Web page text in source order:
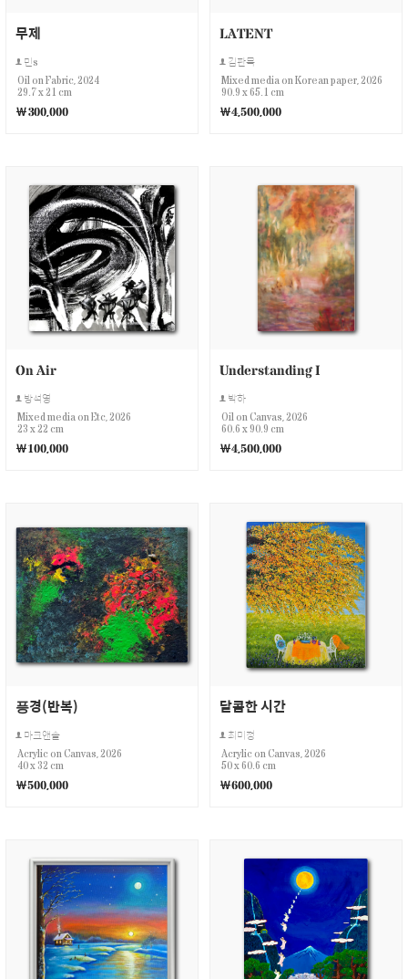
무제
민s
Oil on Fabric, 2024
29.7 x 21 cm
￦300,000
LATENT
김판묵
Mixed media on Korean paper, 2026
90.9 x 65.1 cm
￦4,500,000
On Air
방석영
Mixed media on Etc, 2026
23 x 22 cm
￦100,000
Understanding I
박하
Oil on Canvas, 2026
60.6 x 90.9 cm
￦4,500,000
픙경(반복)
마크앤솔
Acrylic on Canvas, 2026
40 x 32 cm
￦500,000
달콤한 시간
최미정
Acrylic on Canvas, 2026
50 x 60.6 cm
￦600,000